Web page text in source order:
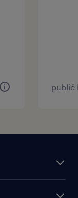
publié